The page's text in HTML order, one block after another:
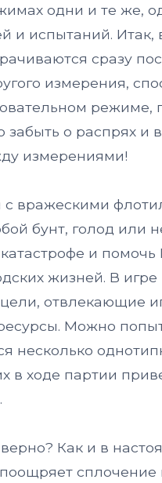
одни и те же,
и испытаний.
сразу
измерения,
режиме,
о распрях и
измерениями!
вражескими
бунт, голод или
и
жизней. В
отвлекающие
Можно
несколько
в ходе партии
Как и в
сплочение